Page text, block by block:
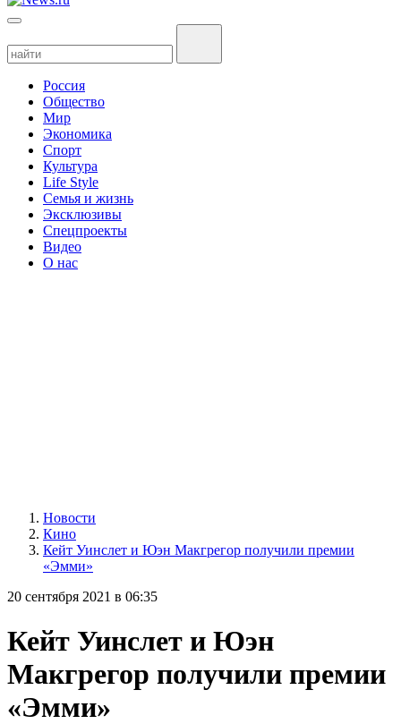
Россия
Общество
Мир
Экономика
Спорт
Культура
Life Style
Семья и жизнь
Эксклюзивы
Спецпроекты
Видео
О нас
Новости
Кино
Кейт Уинслет и Юэн Макгрегор получили премии
«Эмми»
20 сентября 2021 в 06:35
Кейт Уинслет и Юэн
Макгрегор получили премии
«Эмми»